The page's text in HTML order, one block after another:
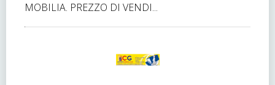
MOBILIA. PREZZO DI VENDI...